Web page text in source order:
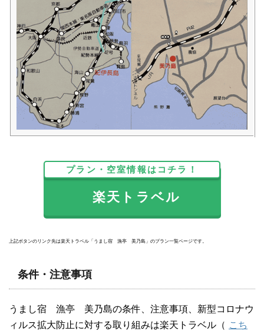
プラン・空室情報はコチラ！
楽天トラベル
上記ボタンのリンク先は楽天トラベル「うまし宿 漁亭 美乃島」のプラン一覧ページです。
条件・注意事項
うまし宿 漁亭 美乃島の条件、注意事項、新型コロナウ
ィルス拡大防止に対する取り組みは楽天トラベル（ こち